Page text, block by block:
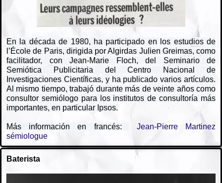
En la década de 1980, ha participado en los estudios de
l’École de Paris, dirigida por Algirdas Julien Greimas, como
facilitador, con Jean-Marie Floch, del Seminario de
Semiótica Publicitaria del Centro Nacional de
Investigaciones Científicas, y ha publicado varios artículos.
Al mismo tiempo, trabajó durante más de veinte años como
consultor semiólogo para los institutos de consultoría más
importantes, en particular Ipsos.
Más información en francés:
Jean-Pierre Martinez
sémiologue
Baterista